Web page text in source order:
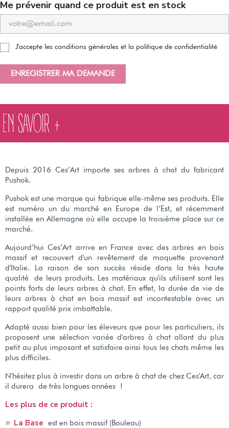
Me prévenir quand ce produit est en stock
J'accepte les conditions générales et la politique de confidentialité
ENREGISTRER MA DEMANDE
EN SAVOIR +
Depuis 2016 Ces’Art importe ses arbres à chat du fabricant
Pushok.
Pushok est une marque qui fabrique elle-même ses produits. Elle
est numéro un du marché en Europe de l’Est, et récemment
installée en Allemagne où elle occupe la troisième place sur ce
marché.
Aujourd’hui Ces’Art arrive en France avec des arbres en bois
massif et recouvert d'un revêtement de moquette provenant
d'Italie. La raison de son succès réside dans la très haute
qualité de leurs produits. Les matériaux qu'ils utilisent sont les
points forts de leurs arbres à chat. En effet, la durée de vie de
leurs arbres à chat en bois massif est incontestable avec un
rapport qualité prix imbattable.
Adapté aussi bien pour les éleveurs que pour les particuliers, ils
proposent une sélection variée d'arbres à chat allant du plus
petit au plus imposant et satisfaire ainsi tous les chats même les
plus difficiles.
N'hésitez plus à investir dans un arbre à chat de chez Ces'Art, car
il durera de très longues années !
Les plus de ce produit :
La Base est en bois massif (Bouleau)